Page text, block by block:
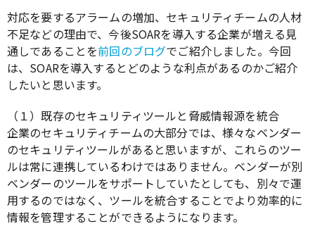
対応を要するアラームの増加、セキュリティチームの人材
不足などの理由で、今後SOARを導入する企業が増える見
通しであることを前回のブログでご紹介しました。今回
は、SOARを導入するとどのような利点があるのかご紹介
したいと思います。
（１）既存のセキュリティツールと脅威情報源を統合
企業のセキュリティチームの大部分では、様々なベンダー
のセキュリティツールがあると思いますが、これらのツー
ルは常に連携しているわけではありません。ベンダーが別
ベンダーのツールをサポートしていたとしても、別々で運
用するのではなく、ツールを統合することでより効率的に
情報を管理することができるようになります。